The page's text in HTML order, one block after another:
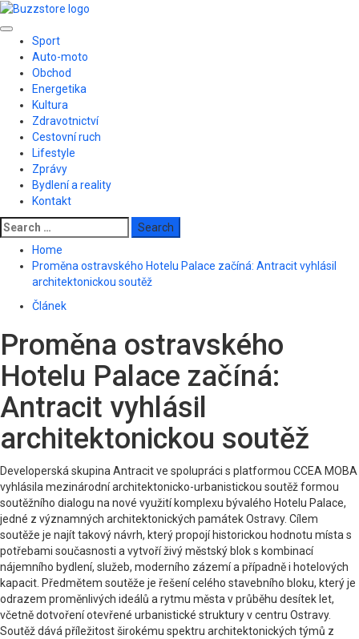
Skip
content
Primary
Menu
Sport
Auto-moto
Obchod
Energetika
Kultura
Zdravotnictví
Cestovní ruch
Lifestyle
Zprávy
Bydlení a reality
Kontakt
Search
for:
Home
Proměna ostravského Hotelu Palace začíná: Antracit vyhlásil
architektonickou soutěž
Článek
Proměna ostravského
Hotelu Palace začíná:
Antracit vyhlásil
architektonickou soutěž
Developerská skupina Antracit ve spolupráci s platformou CCEA MOBA
vyhlásila mezinárodní architektonicko-urbanistickou soutěž formou
soutěžního dialogu na nové využití komplexu bývalého Hotelu Palace,
jedné z významných architektonických památek Ostravy. Cílem
soutěže je najít takový návrh, který propojí historickou hodnotu místa s
potřebami současnosti a vytvoří živý městský blok s kombinací
nájemního bydlení, služeb, moderního zázemí a případně i hotelových
kapacit. Předmětem soutěže je řešení celého stavebního bloku, který je
odrazem proměnlivých ideálů a rytmu města v průběhu desítek let,
včetně dotvoření otevřené urbanistické struktury v centru Ostravy.
Soutěž dává příležitost širokému spektru architektonických týmů z